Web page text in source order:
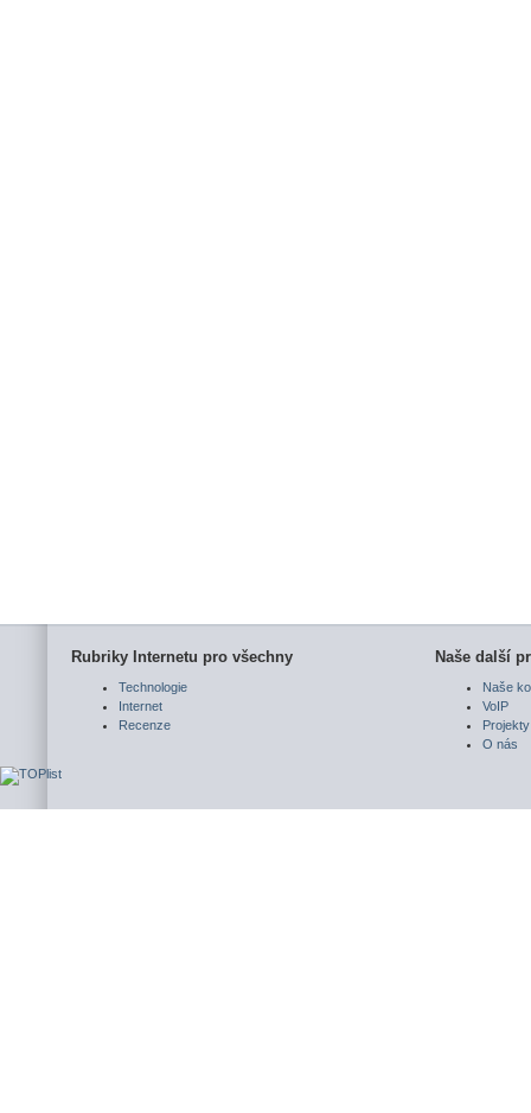
Rubriky Internetu pro všechny
Technologie
Internet
Recenze
Naše další
Naše
VoIP
Projekty
O nás